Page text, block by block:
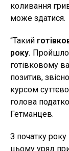
коливання
може здатися.
“Такий
року. Пройшло
готівковому
позитив,
курсом
голова
Гетманцев.
З початку
цьому уряд